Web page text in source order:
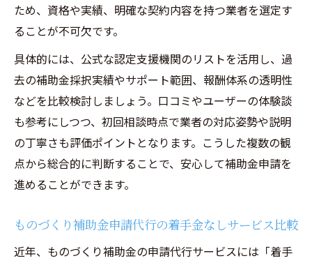
ため、資格や実績、明確な契約内容を持つ業者を選定す
ることが不可欠です。
具体的には、公式な認定支援機関のリストを活用し、過
去の補助金採択実績やサポート範囲、報酬体系の透明性
などを比較検討しましょう。口コミやユーザーの体験談
も参考にしつつ、初回相談時点で業者の対応姿勢や説明
の丁寧さも評価ポイントとなります。こうした複数の観
点から総合的に判断することで、安心して補助金申請を
進めることができます。
ものづくり補助金申請代行の着手金なしサービス比較
近年、ものづくり補助金の申請代行サービスには「着手